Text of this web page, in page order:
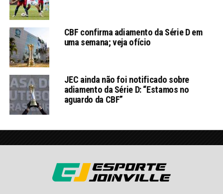
CBF confirma adiamento da Série D em
uma semana; veja ofício
JEC ainda não foi notificado sobre
adiamento da Série D: “Estamos no
aguardo da CBF”